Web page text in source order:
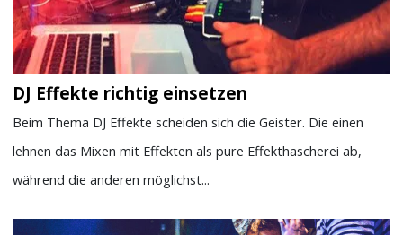
DJ Effekte richtig einsetzen
Beim Thema DJ Effekte scheiden sich die Geister. Die einen
lehnen das Mixen mit Effekten als pure Effekthascherei ab,
während die anderen möglichst...